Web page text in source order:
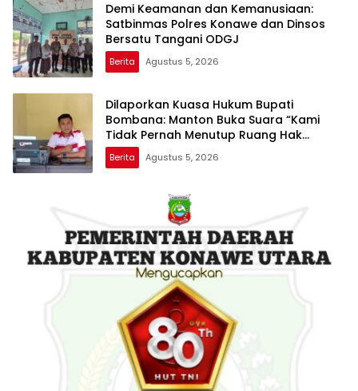
Demi Keamanan dan Kemanusiaan:
Satbinmas Polres Konawe dan Dinsos
Bersatu Tangani ODGJ
Berita Agustus 5, 2026
Dilaporkan Kuasa Hukum Bupati
Bombana: Manton Buka Suara “Kami
Tidak Pernah Menutup Ruang Hak
Jawab”
Berita Agustus 5, 2026